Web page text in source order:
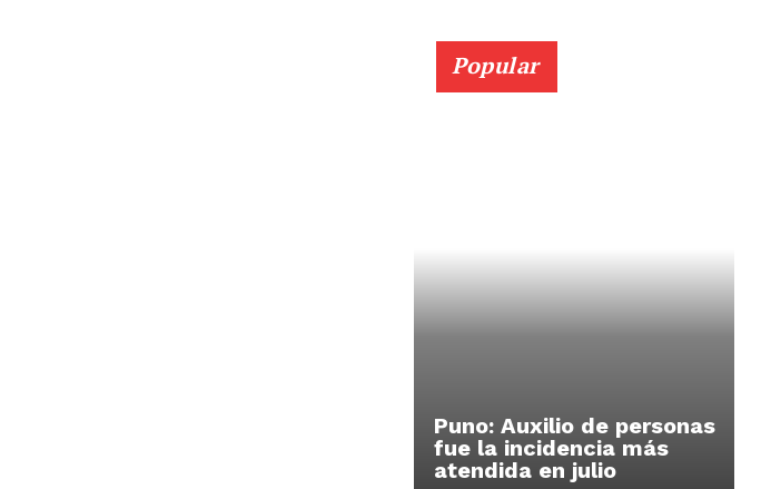
Popular
Puno: Auxilio de personas
fue la incidencia más
atendida en julio